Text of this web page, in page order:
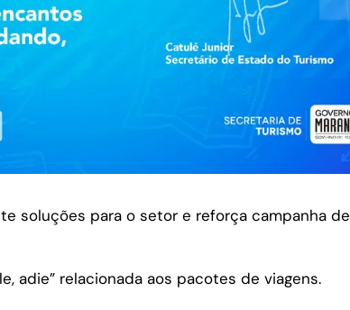
soluções para o setor e reforça campanha de
adie” relacionada aos pacotes de viagens.